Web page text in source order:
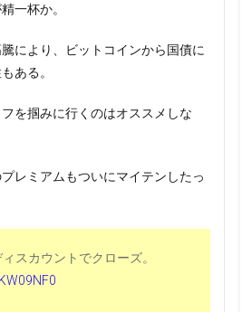
一杯か。
により、ビットコインから国債に
ある。
を掴みに行くのはオススメしな
レミアムもついにマイテンしたっ
スカウントでクローズ。